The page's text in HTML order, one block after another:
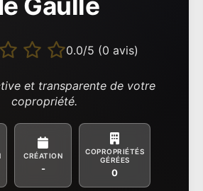
0.0/5 (0 avis)
et transparente de votre
copropriété.
CRÉATION
-
COPROPRIÉTÉS
GÉRÉES
0